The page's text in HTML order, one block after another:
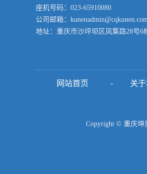
座机号码：023-65910080
公司邮箱：
地址： 重庆市沙坪坝区凤集路28号6
网站首页 关
Copyright © 重庆坤